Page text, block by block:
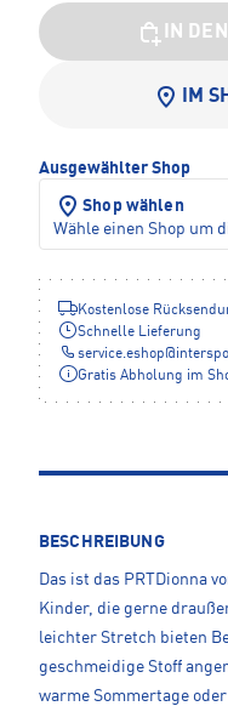
IN
IM
Ausgewählter Shop
Shop wählen
Wähle einen Shop um
Kostenlose
Schnelle Lieferung
service.eshop@
Gratis Abholung im
BESCHREIBUNG
Das ist das PRTDionna
Kinder, die gerne
leichter Stretch bieten
geschmeidige Stoff
warme Sommertage